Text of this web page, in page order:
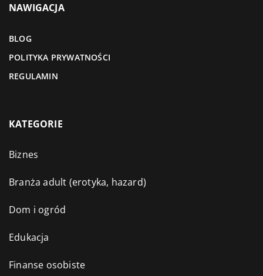
NAWIGACJA
BLOG
POLITYKA PRYWATNOŚCI
REGULAMIN
KATEGORIE
Biznes
Branża adult (erotyka, hazard)
Dom i ogród
Edukacja
Finanse osobiste